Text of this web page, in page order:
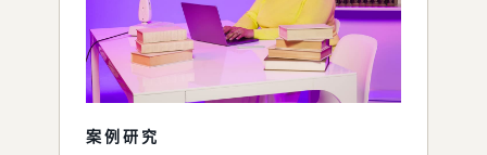
案例研究